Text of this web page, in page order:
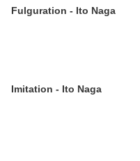
Fulguration - Ito Naga
Imitation - Ito Naga